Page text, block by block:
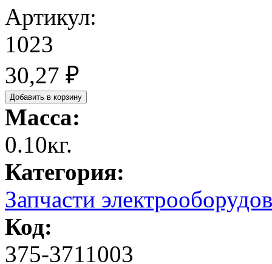
Артикул:
1023
30,27 ₽
Масса:
0.10кг.
Категория:
Запчасти
Код:
375-3711003